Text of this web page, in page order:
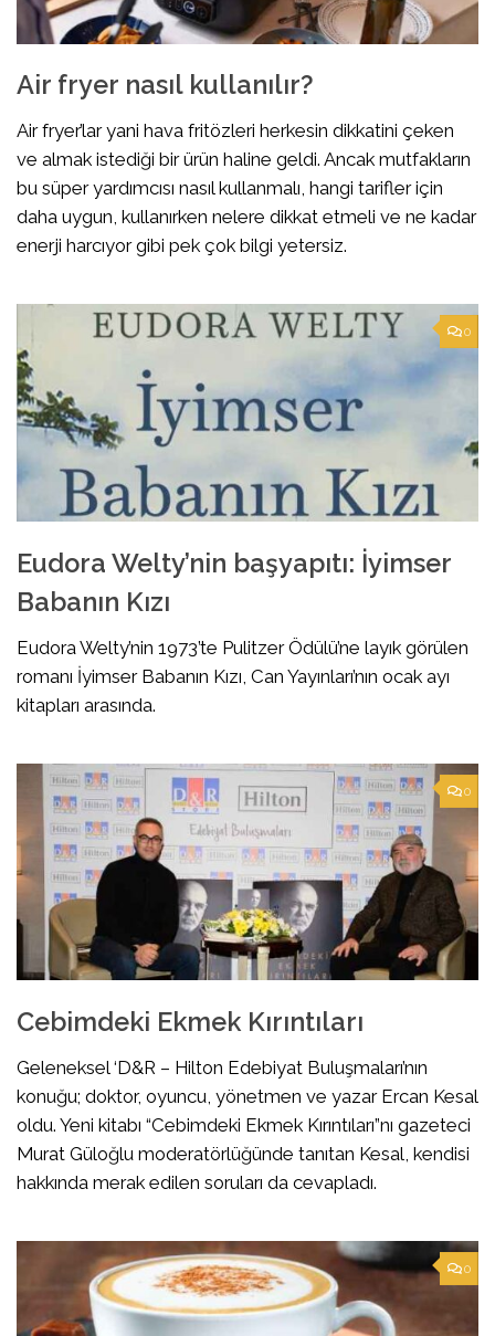
Air fryer nasıl kullanılır?
Air fryer’lar yani hava fritözleri herkesin dikkatini çeken
ve almak istediği bir ürün haline geldi. Ancak mutfakların
bu süper yardımcısı nasıl kullanmalı, hangi tarifler için
daha uygun, kullanırken nelere dikkat etmeli ve ne kadar
enerji harcıyor gibi pek çok bilgi yetersiz.
0
Eudora Welty’nin başyapıtı: İyimser
Babanın Kızı
Eudora Welty’nin 1973’te Pulitzer Ödülü’ne layık görülen
romanı İyimser Babanın Kızı, Can Yayınları’nın ocak ayı
kitapları arasında.
0
Cebimdeki Ekmek Kırıntıları
Geleneksel ‘D&R – Hilton Edebiyat Buluşmaları’nın
konuğu; doktor, oyuncu, yönetmen ve yazar Ercan Kesal
oldu. Yeni kitabı “Cebimdeki Ekmek Kırıntıları”nı gazeteci
Murat Güloğlu moderatörlüğünde tanıtan Kesal, kendisi
hakkında merak edilen soruları da cevapladı.
0